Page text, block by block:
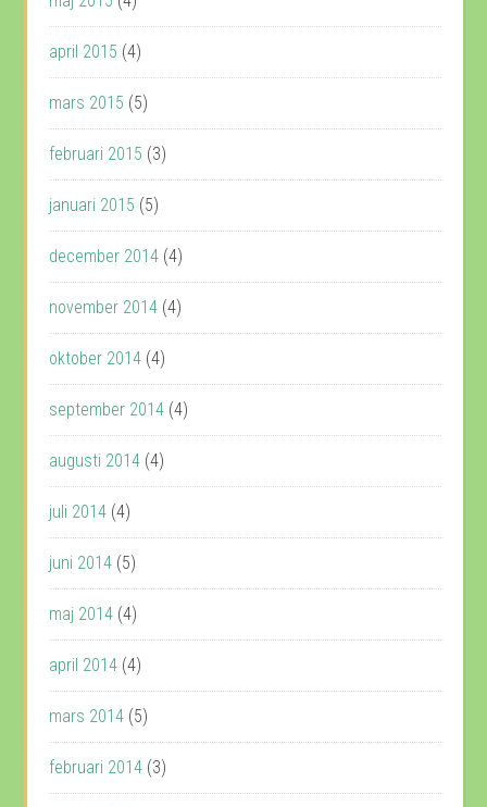
april 2015 (4)
mars 2015 (5)
februari 2015 (3)
januari 2015 (5)
december 2014 (4)
november 2014 (4)
oktober 2014 (4)
september 2014 (4)
augusti 2014 (4)
juli 2014 (4)
juni 2014 (5)
maj 2014 (4)
april 2014 (4)
mars 2014 (5)
februari 2014 (3)